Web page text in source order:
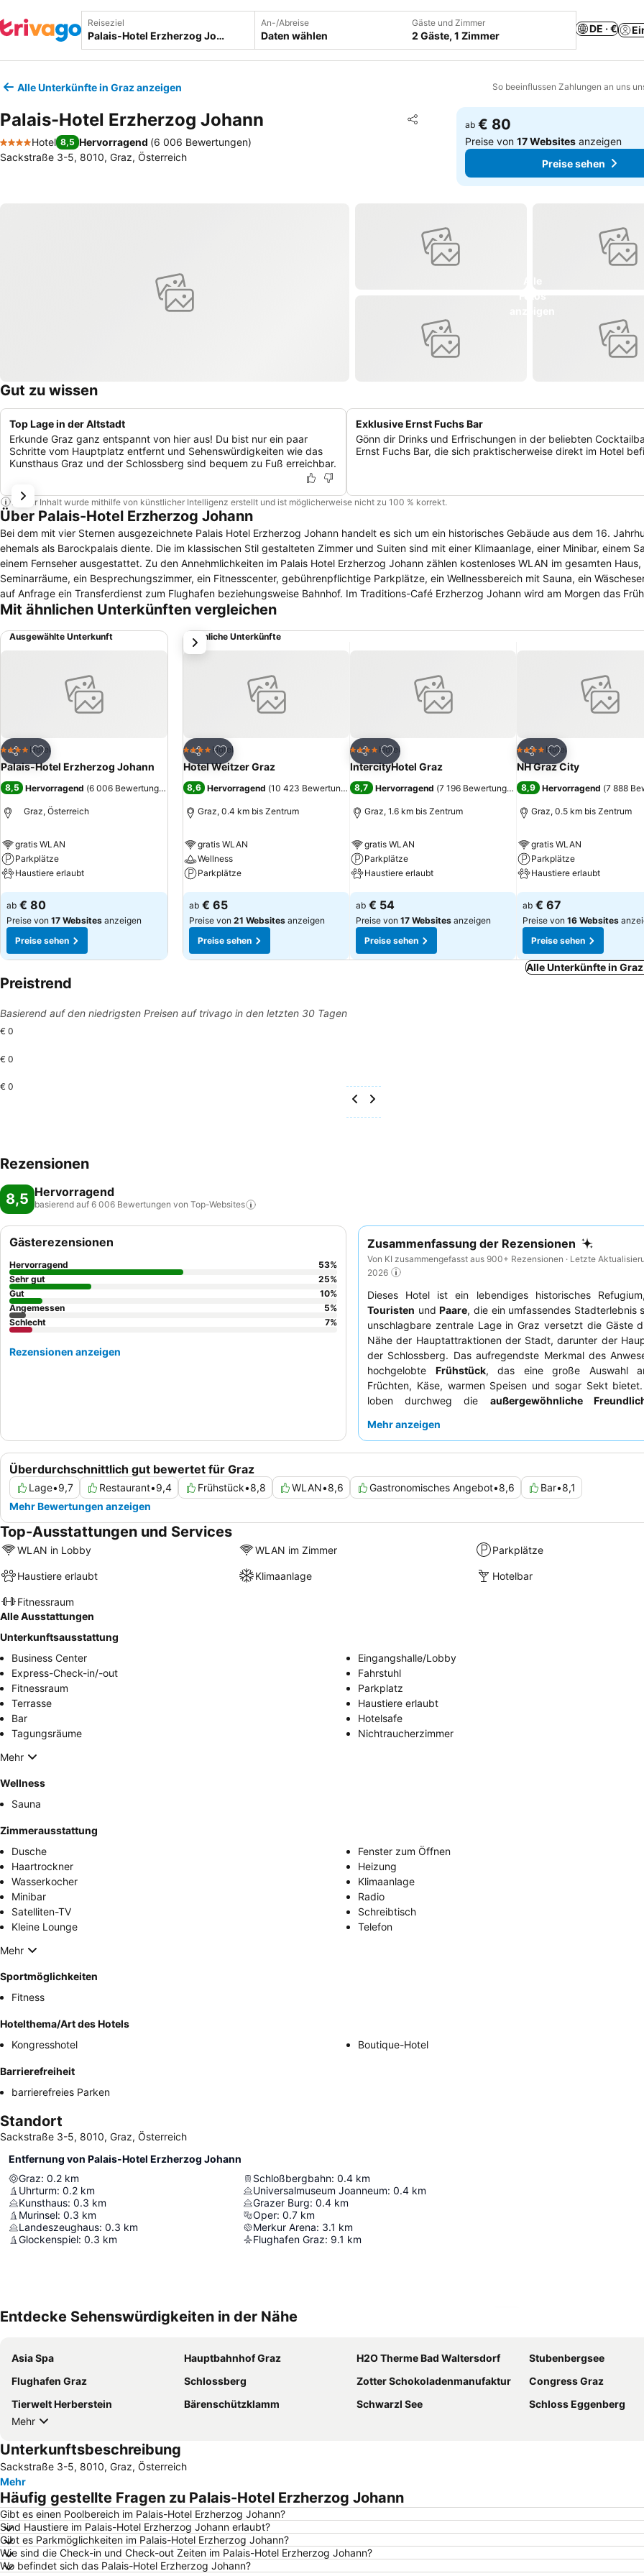
Reiseziel An-/Abreise
Daten wählen
Gäste und Zimmer
2 Gäste, 1 Zimmer
DE · €
Alle Unterkünfte in Graz anzeigen So beeinflussen Zahlungen an uns
Palais-Hotel Erzherzog Johann Teilen
Zu Favoriten hinzufügen
4 Sterne
Hotel 8,5 Hervorragend (6 006 Bewertungen)
Sackstraße 3-5, 8010, Graz, Österreich
ab € 80
Preise von17 Websites anzeigen
Preise sehen
Gut zu wissen
Top Lage in der Altstadt
Erkunde Graz ganz entspannt von hier aus! Du bist nur ein paar
Schritte vom Hauptplatz entfernt und Sehenswürdigkeiten wie das
Kunsthaus Graz und der Schlossberg sind bequem zu Fuß erreichbar.
Exklusive Ernst Fuchs Bar
Gönn dir Drinks und Erfrischungen in der beliebten
Ernst Fuchs Bar, die sich praktischerweise direkt im Hotel
Dieser Inhalt wurde mithilfe von künstlicher Intelligenz erstellt und ist möglicherweise nicht zu 100 % korrekt.
Über Palais-Hotel Erzherzog Johann
Bei dem mit vier Sternen ausgezeichnete Palais Hotel Erzherzog Johann handelt es sich um ein historisches Gebäude aus dem 16.
ehemals als Barockpalais diente. Die im klassischen Stil gestalteten Zimmer und Suiten sind mit einer Klimaanlage, einer Minibar, einem Safe und
einem Fernseher ausgestattet. Zu den Annehmlichkeiten im Palais Hotel Erzherzog Johann zählen kostenloses WLAN im gesamten Haus, drei
Seminarräume, ein Besprechungszimmer, ein Fitnesscenter, gebührenpflichtige Parkplätze, ein Wellnessbereich mit Sauna, ein
auf Anfrage ein Transferdienst zum Flughafen beziehungsweise Bahnhof. Im Traditions-Café Erzherzog Johann wird am Morgen das Frühstück
serviert. Sowohl mittags als auch abends kommen die Gäste hier in den Genuss einer lokalen Küche. Die Ernst Fuchs Bar lädt zu Cocktails
Schloßberg gelangt man in jeweils fünf Gehminuten.
Mit ähnlichen Unterkünften vergleichen
Ausgewählte Unterkunft
Teilen
Zu Favoriten hinzufügen
4 SterneHotel
Palais-Hotel Erzherzog Johann
8,5 Hervorragend (6 006 Bewertungen
Graz, Österreich
gratis WLAN
Parkplätze
Haustiere erlaubt
Preise sehen
ab € 80
Preise von 17 Websites anzeigen
Preise sehen
Ähnliche Unterkünfte
Teilen
Zu Favoriten hinzufügen
4 SterneHotel
Hotel Weitzer Graz
8,6 Hervorragend (10 423 Bewertungen)
Graz, 0.4 km bis Zentrum
gratis WLAN
Wellness
Parkplätze
Preise sehen
ab € 65
Preise von 21 Websites anzeigen
Preise sehen
Teilen
Zu Favoriten hinzufügen
4 SterneHotel
IntercityHotel Graz
8,7 Hervorragend (7 196 Bewertungen )
Graz, 1.6 km bis Zentrum
gratis WLAN
Parkplätze
Haustiere erlaubt
Preise sehen
ab € 54
Preise von 17 Websites anzeigen
Preise sehen
Teilen
Zu Favoriten
4 SterneHotel
NH Graz City
8,9 Hervorragend (7 888
Graz, 0.5 km bis Zentrum
gratis WLAN
Parkplätze
Haustiere erlaubt
Preise sehen
ab € 67
Preise von 16 Websites
Preise sehen
weiter
Alle Unterkünfte in
Preistrend
Basierend auf den niedrigsten Preisen auf trivago in den letzten 30 Tagen
€ 0
€ 0
€ 0
Rezensionen
8,5 Hervorragend
basierend auf 6 006 Bewertungen von Top-Websites
Zusammenfassung der Rezensionen
Von KI zusammengefasst aus 900+ Rezensionen · Letzte
2026
Dieses Hotel ist ein lebendiges historisches
Touristen undPaare, die ein umfassendes Stadterlebnis
unschlagbare zentrale Lage in Graz versetzt die Gäste
Nähe der Hauptattraktionen der Stadt, darunter der
der Schlossberg. Das aufregendste Merkmal des
hochgelobte Frühstück, das eine große Auswahl
Früchten, Käse, warmen Speisen und sogar Sekt
loben durchweg die außergewöhnliche
Rezeptionsteams, das dafür bekannt ist, stets sein Bestes
Mehr anzeigen
Überdurchschnittlich gut bewertet für Graz
Lage•9,7 Restaurant•9,4 Frühstück•8,8 WLAN•8,6 Gastronomisches Angebot•8,6 Bar•8,1
Mehr Bewertungen anzeigen
Gästerezensionen
Hervorragend 53%
Sehr gut
25%
Gut
10%
Angemessen
5%
Schlecht
7%
Rezensionen anzeigen
Top-Ausstattungen und Services
WLAN in Lobby WLAN im Zimmer Parkplätze
Haustiere erlaubt Klimaanlage Hotelbar
Fitnessraum
Alle Ausstattungen
Unterkunftsausstattung
Business Center
Eingangshalle/Lobby
Express-Check-in/-out
Fahrstuhl
Fitnessraum
Parkplatz
Terrasse
Haustiere erlaubt
Bar
Hotelsafe
Tagungsräume
Nichtraucherzimmer
Mehr
Wellness
Sauna
Zimmerausstattung
Dusche
Fenster zum Öffnen
Haartrockner
Heizung
Wasserkocher
Klimaanlage
Minibar
Radio
Satelliten-TV
Schreibtisch
Kleine Lounge
Telefon
Mehr
Sportmöglichkeiten
Fitness
Hotelthema/Art des Hotels
Kongresshotel
Boutique-Hotel
Barrierefreiheit
barrierefreies Parken
Standort
Sackstraße 3-5, 8010, Graz, Österreich
Entfernung von Palais-Hotel Erzherzog Johann
Graz: 0.2 km
Uhrturm: 0.2 km
Kunsthaus: 0.3 km
Murinsel: 0.3 km
Landeszeughaus: 0.3 km
Glockenspiel: 0.3 km
Schloßbergbahn: 0.4 km
Universalmuseum Joanneum: 0.4 km
Grazer Burg: 0.4 km
Oper: 0.7 km
Merkur Arena: 3.1 km
Flughafen Graz: 9.1 km
Entdecke Sehenswürdigkeiten in der Nähe
Asia Spa Hauptbahnhof Graz H2O Therme Bad Waltersdorf
Stubenbergsee
Flughafen Graz
Schlossberg Zotter Schokoladenmanufaktur
Congress Graz
Tierwelt Herberstein
Bärenschützklamm Schwarzl See
Schloss Eggenberg
Mehr
Unterkunftsbeschreibung
Sackstraße 3-5, 8010, Graz, Österreich
Mehr
Häufig gestellte Fragen zu Palais-Hotel Erzherzog Johann
Gibt es einen Poolbereich im Palais-Hotel Erzherzog Johann?
Sind Haustiere im Palais-Hotel Erzherzog Johann erlaubt?
Gibt es Parkmöglichkeiten im Palais-Hotel Erzherzog Johann?
Wie sind die Check-in und Check-out Zeiten im Palais-Hotel Erzherzog Johann?
Wo befindet sich das Palais-Hotel Erzherzog Johann?